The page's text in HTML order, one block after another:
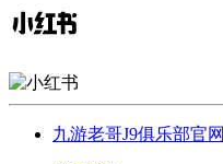
九游老哥J9俱乐部官网